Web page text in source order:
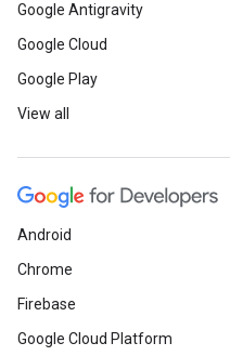
Google Antigravity
Google Cloud
Google Play
View all
Android
Chrome
Firebase
Google Cloud Platform